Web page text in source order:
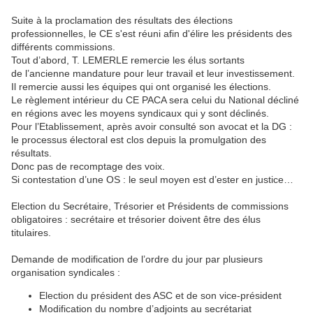
Suite à la proclamation des résultats des élections
professionnelles, le CE s'est réuni afin d'élire les présidents des
différents commissions.
Tout d’abord, T. LEMERLE remercie les élus sortants
de l’ancienne mandature pour leur travail et leur investissement.
Il remercie aussi les équipes qui ont organisé les élections.
Le règlement intérieur du CE PACA sera celui du National décliné
en régions avec les moyens syndicaux qui y sont déclinés.
Pour l’Etablissement, après avoir consulté son avocat et la DG :
le processus électoral est clos depuis la promulgation des
résultats.
Donc pas de recomptage des voix.
Si contestation d’une OS : le seul moyen est d’ester en justice…
Election du Secrétaire, Trésorier et Présidents de commissions
obligatoires : secrétaire et trésorier doivent être des élus
titulaires.
Demande de modification de l’ordre du jour par plusieurs
organisation syndicales :
Election du président des ASC et de son vice-président
Modification du nombre d’adjoints au secrétariat